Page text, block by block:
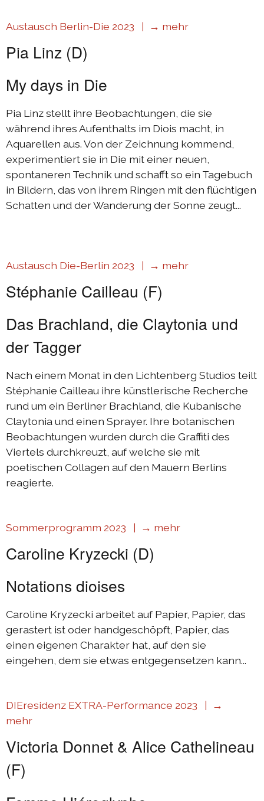
Austausch Berlin-Die 2023 | → mehr
Pia Linz (D)
My days in Die
Pia Linz stellt ihre Beobachtungen, die sie
während ihres Aufenthalts im Diois macht, in
Aquarellen aus. Von der Zeichnung kommend,
experimentiert sie in Die mit einer neuen,
spontaneren Technik und schafft so ein Tagebuch
in Bildern, das von ihrem Ringen mit den flüchtigen
Schatten und der Wanderung der Sonne zeugt...
Austausch Die-Berlin 2023 | → mehr
Stéphanie Cailleau (F)
Das Brachland, die Claytonia und
der Tagger
Nach einem Monat in den Lichtenberg Studios teilt
Stéphanie Cailleau ihre künstlerische Recherche
rund um ein Berliner Brachland, die Kubanische
Claytonia und einen Sprayer. Ihre botanischen
Beobachtungen wurden durch die Graffiti des
Viertels durchkreuzt, auf welche sie mit
poetischen Collagen auf den Mauern Berlins
reagierte.
Sommerprogramm 2023 | → mehr
Caroline Kryzecki (D)
Notations dioises
Caroline Kryzecki arbeitet auf Papier, Papier, das
gerastert ist oder handgeschöpft, Papier, das
einen eigenen Charakter hat, auf den sie
eingehen, dem sie etwas entgegensetzen kann...
DIEresidenz EXTRA-Performance 2023 |
→
mehr
Victoria Donnet & Alice Cathelineau
(F)